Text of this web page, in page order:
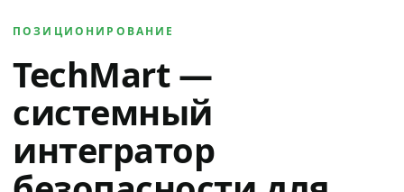
ПОЗИЦИОНИРОВАНИЕ
TechMart —
системный
интегратор